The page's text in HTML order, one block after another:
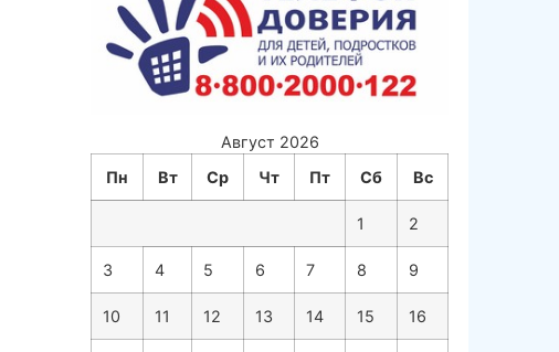
Август 2026
Пн
Вт Ср Чт Пт Сб Вс
1 2
3 4 5 6 7 8 9
10 11 12 13 14 15 16